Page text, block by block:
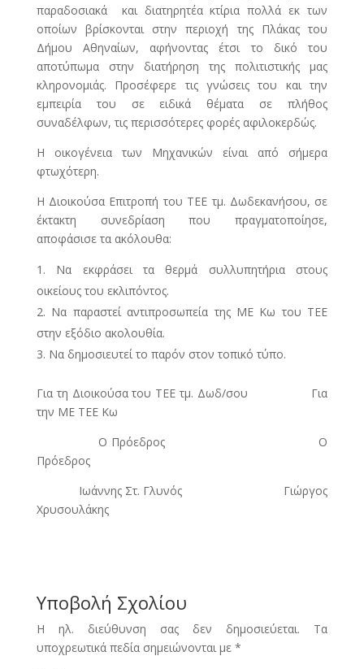
παραδοσιακά και διατηρητέα κτίρια πολλά εκ των
οποίων βρίσκονται στην περιοχή της Πλάκας του
Δήμου Αθηναίων, αφήνοντας έτσι το δικό του
αποτύπωμα στην διατήρηση της πολιτιστικής μας
κληρονομιάς. Προσέφερε τις γνώσεις του και την
εμπειρία του σε ειδικά θέματα σε πλήθος
συναδέλφων, τις περισσότερες φορές αφιλοκερδώς.
Η οικογένεια των Μηχανικών είναι από σήμερα
φτωχότερη.
Η Διοικούσα Επιτροπή του ΤΕΕ τμ. Δωδεκανήσου, σε
έκτακτη συνεδρίαση που πραγματοποίησε,
αποφάσισε τα ακόλουθα:
Να εκφράσει τα θερμά συλλυπητήρια στους
οικείους του εκλιπόντος.
Να παραστεί αντιπροσωπεία της ΜΕ Κω του ΤΕΕ
στην εξόδιο ακολουθία.
Να δημοσιευτεί το παρόν στον τοπικό τύπο.
Για τη Διοικούσα του ΤΕΕ τμ. Δωδ/σου Για
την ΜΕ ΤΕΕ Κω
Ο Πρόεδρος Ο
Πρόεδρος
Ιωάννης Στ. Γλυνός Γιώργος
Χρυσουλάκης
Υποβολή Σχολίου
Η ηλ. διεύθυνση σας δεν δημοσιεύεται. Τα
υποχρεωτικά πεδία σημειώνονται με *